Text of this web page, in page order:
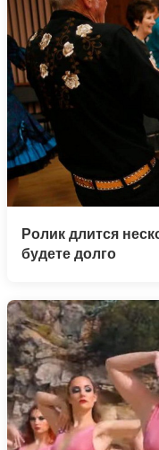
Ролик длится
будете долго